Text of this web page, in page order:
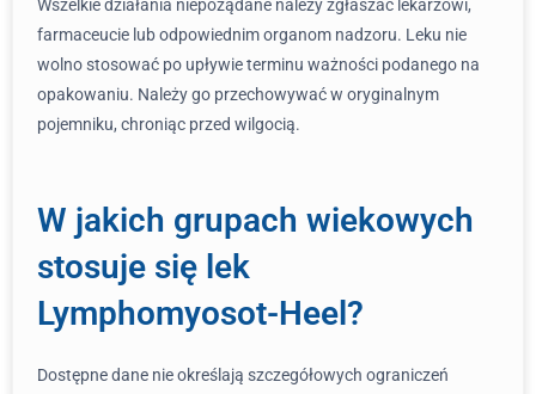
Wszelkie działania niepożądane należy zgłaszać lekarzowi,
farmaceucie lub odpowiednim organom nadzoru. Leku nie
wolno stosować po upływie terminu ważności podanego na
opakowaniu. Należy go przechowywać w oryginalnym
pojemniku, chroniąc przed wilgocią.
W jakich grupach wiekowych
stosuje się lek
Lymphomyosot-Heel?
Dostępne dane nie określają szczegółowych ograniczeń